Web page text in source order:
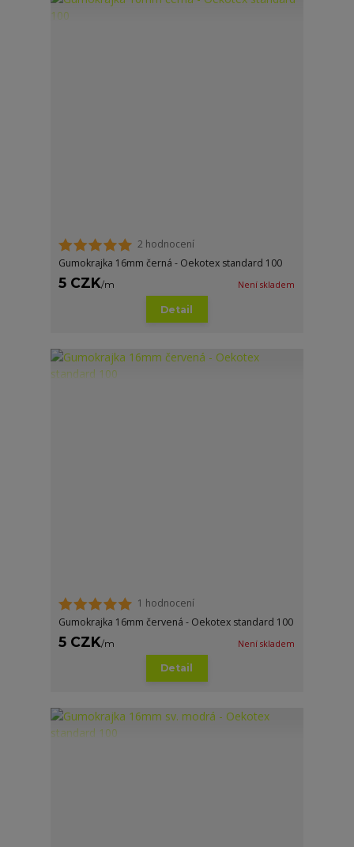
2 hodnocení
Gumokrajka 16mm černá - Oekotex standard 100
5 CZK/m Není skladem
Detail
1 hodnocení
Gumokrajka 16mm červená - Oekotex standard 100
5 CZK/m Není skladem
Detail